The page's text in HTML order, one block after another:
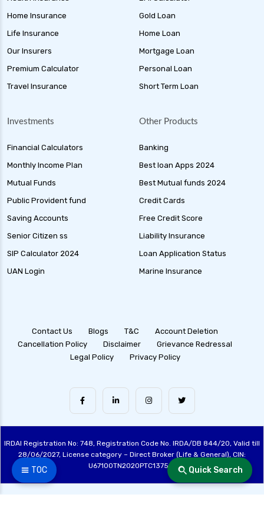
☰ TOC Quick Search
Home Insurance
Life Insurance
Our Insurers
Premium Calculator
Travel Insurance
Gold Loan
Home Loan
Mortgage Loan
Personal Loan
Short Term Loan
Investments
Financial Calculators
Monthly Income Plan
Mutual Funds
Public Provident fund
Saving Accounts
Senior Citizen ss
SIP Calculator 2024
UAN Login
Other Products
Banking
Best loan Apps 2024
Best Mutual funds 2024
Credit Cards
Free Credit Score
Liability Insurance
Loan Application Status
Marine Insurance
Contact Us Blogs T&C
Account Deletion
Cancellation Policy
Disclaimer
Grievance Redressal
Legal Policy
Privacy Policy
IRDAI Registration No: 748, Registration Code No. IRDA/DB 844/20, Valid till
28/06/2027, License category – Direct Broker (Life & General), CIN:
U67100TN2020PTC137515